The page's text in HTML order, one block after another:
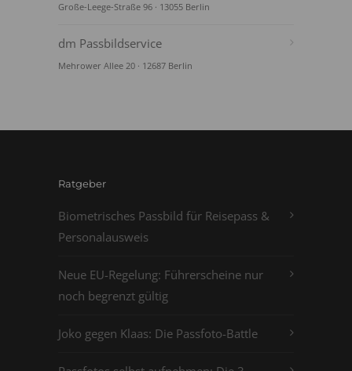
Große-Leege-Straße 96 · 13055 Berlin
dm Passbildservice
Mehrower Allee 20 · 12687 Berlin
Ratgeber
Biometrisches Passbild für Reisepass &
Personalausweis
Neue EU-Regelung: Führerscheine nur
noch begrenzt gültig
Joko gegen Klaas: Die Passfoto-Battle